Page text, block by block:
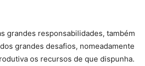
grandes responsabilidades, também
grandes desafios, nomeadamente
os recursos de que dispunha.